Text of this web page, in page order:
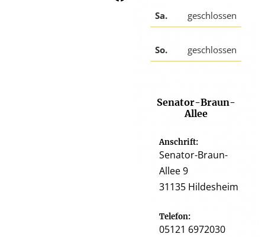
Sa. geschlossen
So. geschlossen
Senator-Braun-
Allee
Anschrift:
Senator-Braun-
Allee 9
31135 Hildesheim
Telefon:
05121 6972030